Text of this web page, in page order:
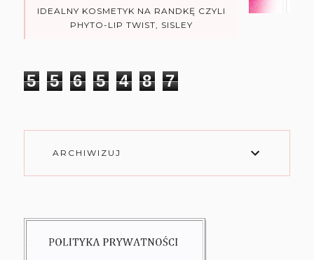
IDEALNY KOSMETYK NA RANDKĘ CZYLI
PHYTO-LIP TWIST, SISLEY
5 5 6 5 4 8 7
ARCHIWIZUJ